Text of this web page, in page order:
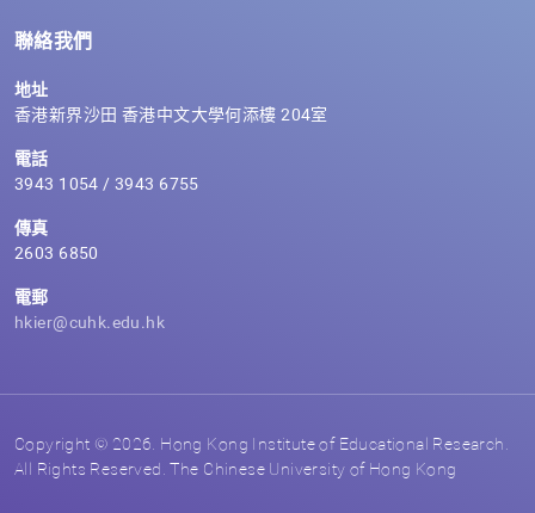
聯絡我們
地址
香港新界沙田 香港中文大學何添樓 204室
電話
3943 1054 / 3943 6755
傳真
2603 6850
電郵
hkier@cuhk.edu.hk
Copyright © 2026. Hong Kong Institute of Educational Research.
All Rights Reserved. The Chinese University of Hong Kong